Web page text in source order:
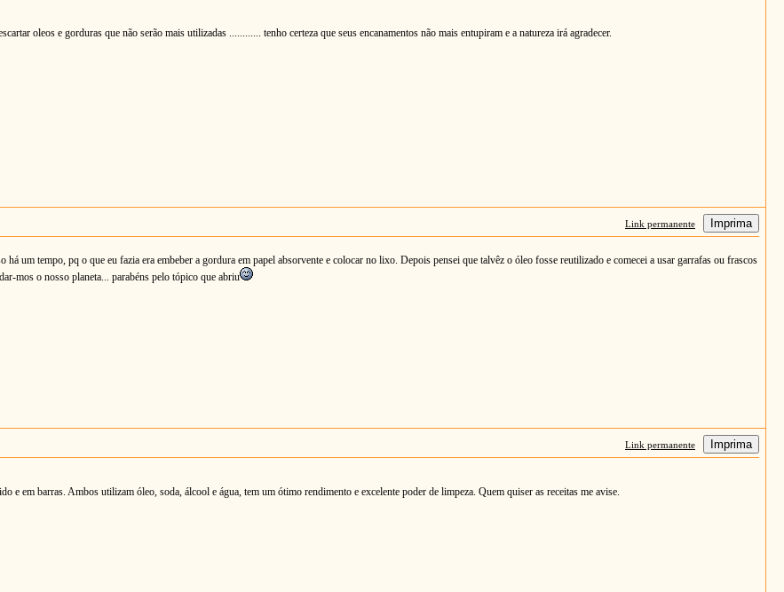
oleos e gorduras que não serão mais utilizadas ............ tenho certeza que seus encanamentos não mais entupiram e a natureza irá agradecer.
Link permanente Imprima
há um tempo, pq o que eu fazia era embeber a gordura em papel absorvente e colocar no lixo. Depois pensei que talvêz o óleo fosse reutilizado e comecei a usar garrafas ou frascos
mos o nosso planeta... parabéns pelo tópico que abriu
Link permanente Imprima
e em barras. Ambos utilizam óleo, soda, álcool e água, tem um ótimo rendimento e excelente poder de limpeza. Quem quiser as receitas me avise.